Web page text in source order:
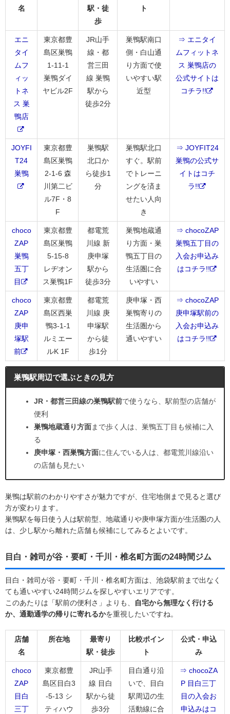
名
駅・徒
歩
ト
エニ
タイ
ムフ
ィッ
トネ
ス 巣
鴨店
東京都豊
島区巣鴨
1-11-1
巣鴨ダイ
ヤビル2F
JR山手
線・都
営三田
線 巣鴨
駅から
徒歩2分
巣鴨駅南口
側・白山通
り方面で使
いやすい駅
近型
⇒ エニタイ
ムフィットネ
ス 巣鴨店の
公式サイトは
コチラ!!
JOYFI
T24
巣鴨
東京都豊
島区巣鴨
2-1-6 森
川第二ビ
ル7F・8
F
巣鴨駅
北口か
ら徒歩1
分
巣鴨駅北口
すぐ。駅前
でトレーニ
ングを済ま
せたい人向
き
⇒ JOYFIT24
巣鴨の公式サ
イトはコチ
ラ!!
choco
ZAP
巣鴨
五丁
目
東京都豊
島区巣鴨
5-15-8
レヂオン
ス巣鴨1F
都電荒
川線 新
庚申塚
駅から
徒歩3分
巣鴨地蔵通
り方面・巣
鴨五丁目の
生活圏に合
いやすい
⇒ chocoZAP
巣鴨五丁目の
入会お申込み
はコチラ!!
choco
ZAP
庚申
塚駅
前
東京都豊
島区西巣
鴨3-1-1
ルミエー
ルK 1F
都電荒
川線 庚
申塚駅
から徒
歩1分
庚申塚・西
巣鴨寄りの
生活圏から
通いやすい
⇒ chocoZAP
庚申塚駅前の
入会お申込み
はコチラ!!
巣鴨駅周辺で選ぶときの見方
JR・都営三田線の巣鴨駅前で使うなら、駅前型の店舗が
便利
巣鴨地蔵通り方面まで歩く人は、巣鴨五丁目も候補に入
る
庚申塚・西巣鴨方面に住んでいる人は、都電荒川線沿い
の店舗も見たい
巣鴨は駅前のわかりやすさが魅力ですが、住宅地側まで見ると選び
方が変わります。
巣鴨駅を毎日使う人は駅前型、地蔵通りや庚申塚方面が生活圏の人
は、少し駅から離れた店舗も候補にしてみるとよいです。
目白・雑司が谷・要町・千川・椎名町方面の24時間ジム
目白・雑司が谷・要町・千川・椎名町方面は、池袋駅前まで出なく
ても通いやすい24時間ジムを探しやすいエリアです。
このあたりは「駅前の便利さ」よりも、
自宅から無理なく行ける
か、通勤通学の帰りに寄れるかを重視したいですね。
店舗
名
所在地
最寄り
駅・徒歩
比較ポイン
ト
公式・申込
み
choco
ZAP
目白
三丁
東京都豊
島区目白3
-5-13 シ
ティハウ
JR山手
線 目白
駅から徒
歩3分
目白通り沿
いで、目白
駅周辺の生
活動線に合
⇒ chocoZA
P 目白三丁
目の入会お
申込みはコ